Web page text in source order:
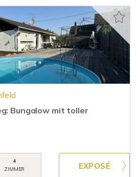
Bungalow mit toller
4
ZIMMER